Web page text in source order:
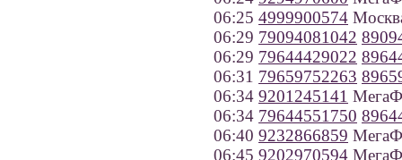
06:25 4999900574
06:29 79094081042
06:29 79644429022
06:31 79659752263
06:34 9201245141
06:34 79644551750
06:40 9232866859
06:45 9202970594